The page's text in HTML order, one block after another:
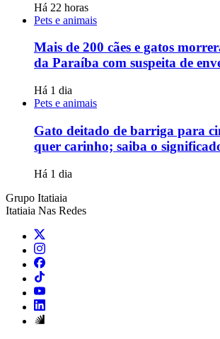
Há 22 horas
Pets e animais
Mais de 200 cães e gatos
da Paraíba com suspeita de
Há 1 dia
Pets e animais
Gato deitado de barriga para
quer carinho; saiba o
Há 1 dia
Grupo Itatiaia
Itatiaia Nas Redes